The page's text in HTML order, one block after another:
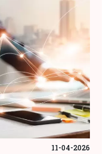
11-04-2026